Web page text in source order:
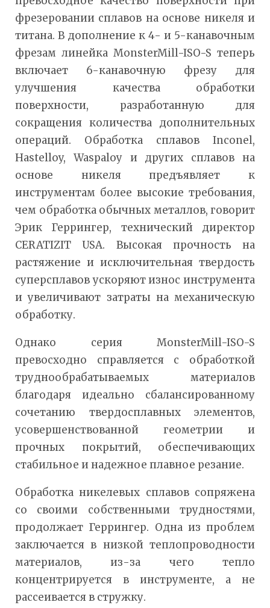
фрезеровании сплавов на основе никеля и
титана. В дополнение к 4- и 5-канавочным
фрезам линейка MonsterMill-ISO-S теперь
включает 6-канавочную фрезу для
улучшения качества обработки
поверхности, разработанную для
сокращения количества дополнительных
операций. Обработка сплавов Inconel,
Hastelloy, Waspaloy и других сплавов на
основе никеля предъявляет к
инструментам более высокие требования,
чем обработка обычных металлов, говорит
Эрик Геррингер, технический директор
CERATIZIT USA. Высокая прочность на
растяжение и исключительная твердость
суперсплавов ускоряют износ инструмента
и увеличивают затраты на механическую
обработку.
Однако серия MonsterMill-ISO-S
превосходно справляется с обработкой
труднообрабатываемых материалов
благодаря идеально сбалансированному
сочетанию твердосплавных элементов,
усовершенствованной геометрии и
прочных покрытий, обеспечивающих
стабильное и надежное плавное резание.
Обработка никелевых сплавов сопряжена
со своими собственными трудностями,
продолжает Геррингер. Одна из проблем
заключается в низкой теплопроводности
материалов, из-за чего тепло
концентрируется в инструменте, а не
рассеивается в стружку.